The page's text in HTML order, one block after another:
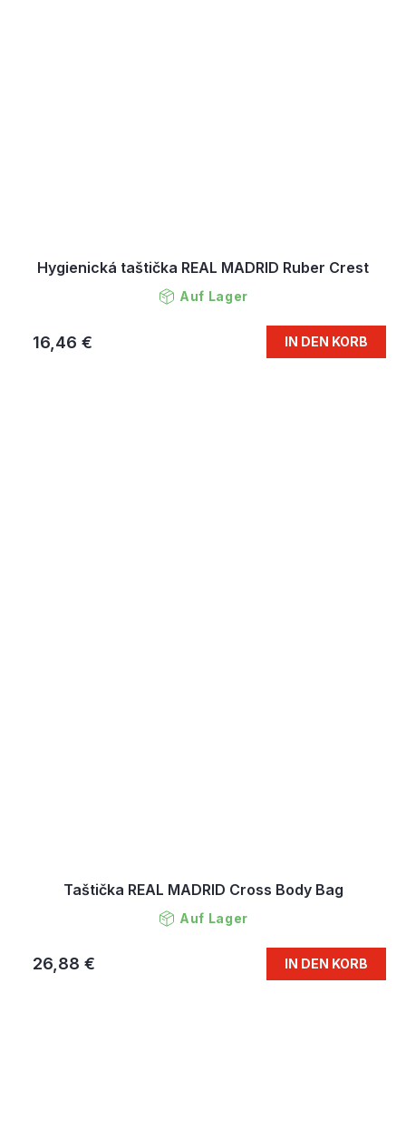
Hygienická taštička REAL MADRID Ruber Crest
Auf Lager
16,46 € IN DEN KORB
Taštička REAL MADRID Cross Body Bag
Auf Lager
26,88 € IN DEN KORB